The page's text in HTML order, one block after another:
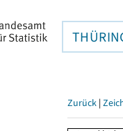
Zurück |